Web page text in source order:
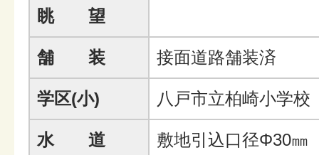
眺 望
舗 装 接面道路舗装済
学区(小) 八戸市立柏崎小学校
水 道 敷地引込口径Φ30